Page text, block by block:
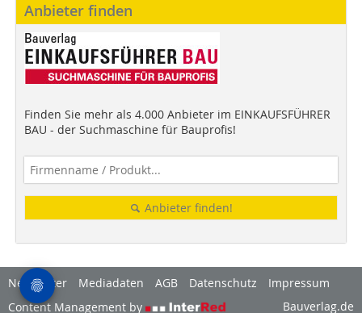
Anbieter finden
Finden Sie mehr als 4.000 Anbieter im EINKAUFSFÜHRER
BAU - der Suchmaschine für Bauprofis!
Anbieter finden!
Newsletter Mediadaten AGB Datenschutz
Impressum
Content Management by
Bauverlag.de